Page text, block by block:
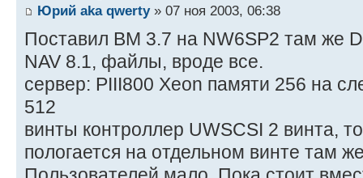
Юрий aka qwerty» 07 ноя 2003, 06:38
Поставил BM 3.7 на NW6SP2 там же
NAV 8.1, файлы, вроде все.
сервер: PIII800 Xeon памяти 256 на
512
винты контроллер UWSCSI 2 винта,
пологается на отдельном винте там